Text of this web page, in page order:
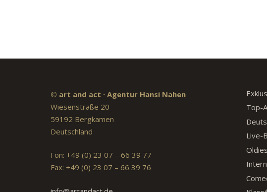
© art and act · Agentur Hansi Nahen
Wiesenstraße 20
59192 Bergkamen
Deutschland
Fon: +49 (0) 23 07 – 66 39 77
Fax: +49 (0) 23 07 – 66 39 76
Top-
Live-